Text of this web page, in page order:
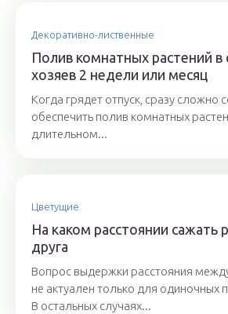
Декоративно-лиственные
Полив комнатных растений в
хозяев 2 недели или месяц
Когда грядет отпуск, сразу сложно
обеспечить полив комнатных
длительном...
Цветущие
На каком расстоянии сажать
друга
Вопрос выдержки расстояния
не актуален только для одиночных
В остальных случаях...